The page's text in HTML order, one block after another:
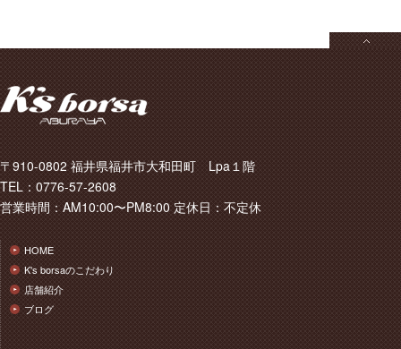
〒910-0802 福井県福井市大和田町 Lpa１階
TEL：0776-57-2608
営業時間：AM10:00〜PM8:00 定休日：不定休
HOME
K's borsaのこだわり
店舗紹介
ブログ